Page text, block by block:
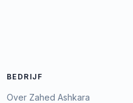
BEDRIJF
Over Zahed Ashkara